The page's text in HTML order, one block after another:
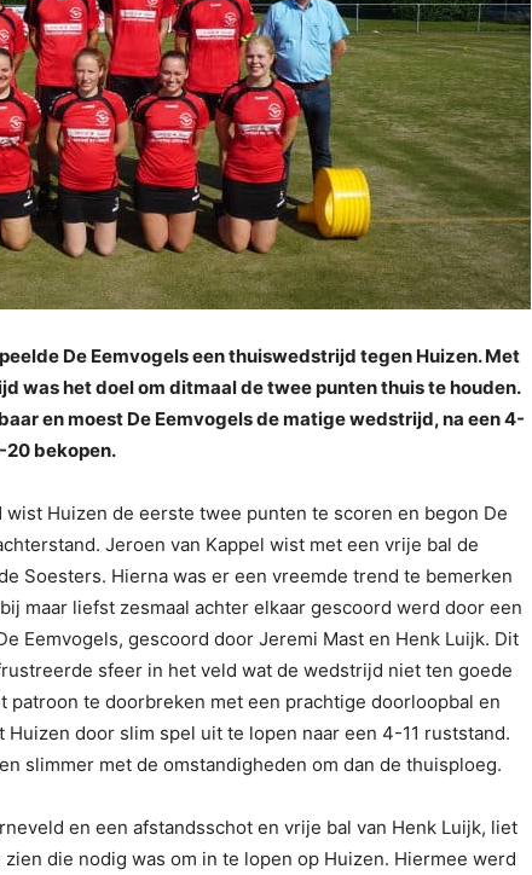
De Eemvogels een thuiswedstrijd tegen Huizen. Met
was het doel om ditmaal de twee punten thuis te houden.
en moest De Eemvogels de matige wedstrijd, na een 4-
20 bekopen.
Huizen de eerste twee punten te scoren en begon De
Jeroen van Kappel wist met een vrije bal de
Soesters. Hierna was er een vreemde trend te bemerken
maar liefst zesmaal achter elkaar gescoord werd door een
Eemvogels, gescoord door Jeremi Mast en Henk Luijk. Dit
sfeer in het veld wat de wedstrijd niet ten goede
patroon te doorbreken met een prachtige doorloopbal en
door slim spel uit te lopen naar een 4-11 ruststand.
slimmer met de omstandigheden om dan de thuisploeg.
en een afstandsschot en vrije bal van Henk Luijk, liet
die nodig was om in te lopen op Huizen. Hiermee werd